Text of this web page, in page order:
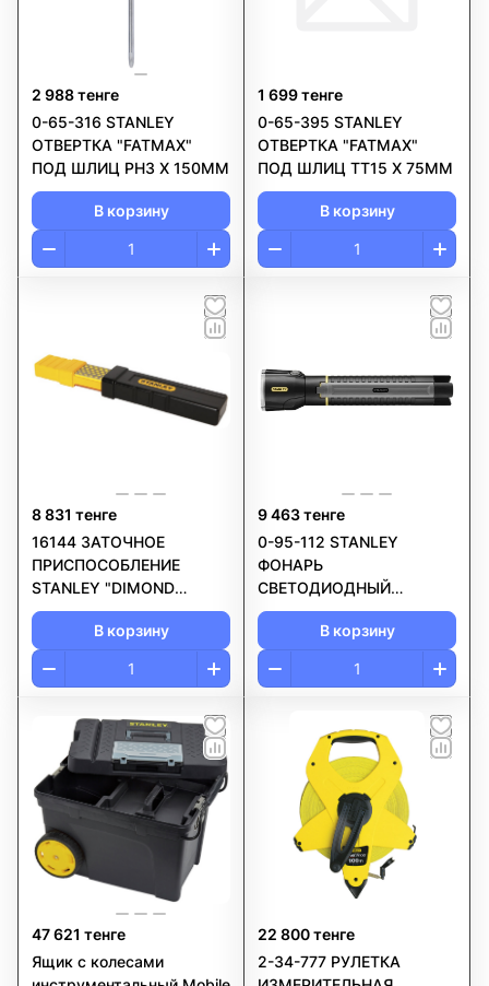
2 988 тенге
0-65-316 STANLEY
ОТВЕРТКА "FATMAX"
ПОД ШЛИЦ PH3 Х 150ММ
В корзину
1 699 тенге
0-65-395 STANLEY
ОТВЕРТКА "FATMAX"
ПОД ШЛИЦ TT15 Х 75ММ
В корзину
8 831 тенге
16144 ЗАТОЧНОЕ
ПРИСПОСОБЛЕНИЕ
STANLEY "DIMOND
SHARPENING"
В корзину
9 463 тенге
0-95-112 STANLEY
ФОНАРЬ
СВЕТОДИОДНЫЙ
"MAXLIFE 369 - 9АА" С
ТРЕНОГОЙВ корзину
47 621 тенге
Ящик с колесами
22 800 тенге
2-34-777 РУЛЕТКА